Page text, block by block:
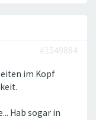
#1549884
im Kopf
Hab sogar in